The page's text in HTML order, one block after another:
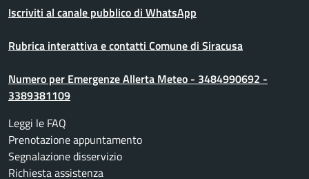
Iscriviti al canale pubblico di WhatsApp
Rubrica interattiva e contatti Comune di Siracusa
Numero per Emergenze Allerta Meteo - 3484990692 -
3389381109
Leggi le FAQ
Prenotazione appuntamento
Segnalazione disservizio
Richiesta assistenza